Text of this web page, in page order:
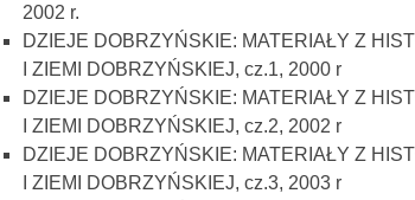
2002 r.
DZIEJE DOBRZYŃSKIE: MATERIAŁY Z
I ZIEMI DOBRZYŃSKIEJ, cz.1, 2000 r
DZIEJE DOBRZYŃSKIE: MATERIAŁY Z
I ZIEMI DOBRZYŃSKIEJ, cz.2, 2002 r
DZIEJE DOBRZYŃSKIE: MATERIAŁY Z
I ZIEMI DOBRZYŃSKIEJ, cz.3, 2003 r